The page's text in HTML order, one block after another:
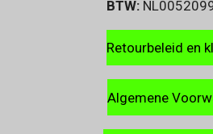
BTW:
Retourbeleid en
Algemene